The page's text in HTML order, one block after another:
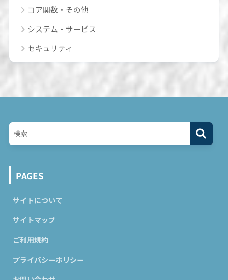
コア関数・その他
システム・サービス
セキュリティ
PAGES
サイトについて
サイトマップ
ご利用規約
プライバシーポリシー